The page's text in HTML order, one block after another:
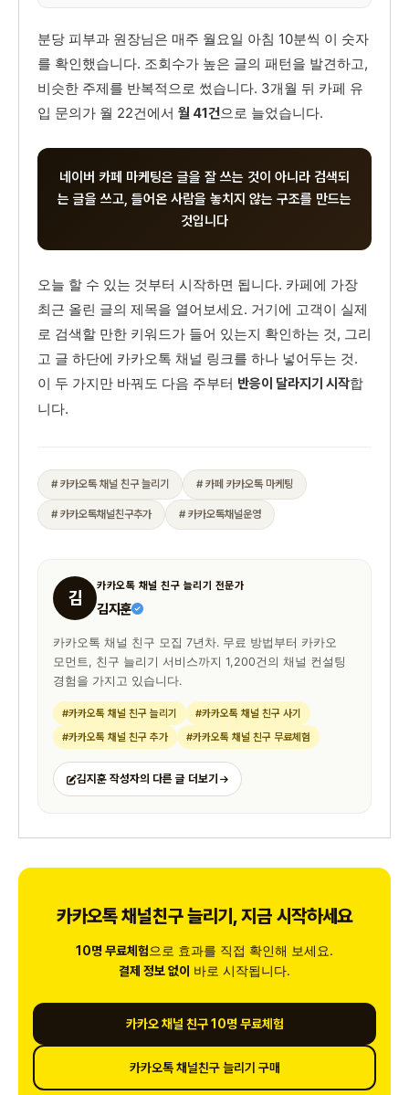
분당 피부과 원장님은 매주 월요일 아침 10분씩 이 숫자
를 확인했습니다. 조회수가 높은 글의 패턴을 발견하고,
비슷한 주제를 반복적으로 썼습니다. 3개월 뒤 카페 유
입 문의가 월 22건에서 월 41건으로 늘었습니다.
네이버 카페 마케팅은 글을 잘 쓰는 것이 아니라 검색되
는 글을 쓰고, 들어온 사람을 놓치지 않는 구조를 만드는
것입니다
오늘 할 수 있는 것부터 시작하면 됩니다. 카페에 가장
최근 올린 글의 제목을 열어보세요. 거기에 고객이 실제
로 검색할 만한 키워드가 들어 있는지 확인하는 것, 그리
고 글 하단에 카카오톡 채널 링크를 하나 넣어두는 것.
이 두 가지만 바꿔도 다음 주부터 반응이 달라지기 시작합
니다.
# 카카오톡 채널 친구 늘리기 # 카페 카카오톡 마케팅
# 카카오톡채널친구추가 # 카카오톡채널운영
김
카카오톡 채널 친구 늘리기 전문가
김지훈
카카오톡 채널 친구 모집 7년차. 무료 방법부터 카카오
모먼트, 친구 늘리기 서비스까지 1,200건의 채널 컨설팅
경험을 가지고 있습니다.
#카카오톡 채널 친구 늘리기
#카카오톡 채널 친구 사기
#카카오톡 채널 친구 추가
#카카오톡 채널 친구 무료체험
김지훈 작성자의 다른 글 더보기
카카오톡 채널친구 늘리기, 지금 시작하세요
10명 무료체험으로 효과를 직접 확인해 보세요.
결제 정보 없이 바로 시작됩니다.
카카오 채널 친구 10명 무료체험
카카오톡 채널친구 늘리기 구매